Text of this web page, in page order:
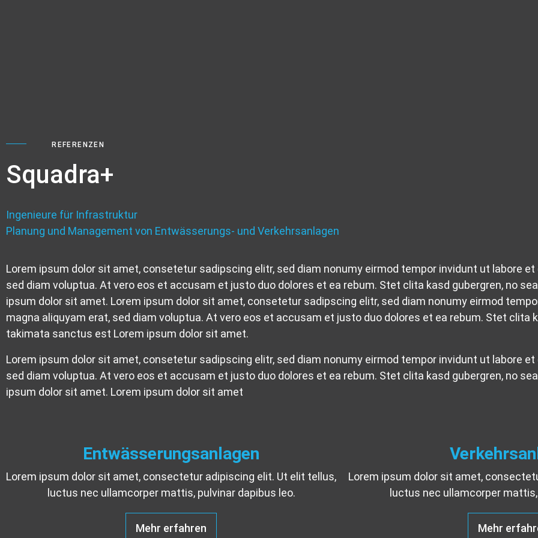
REFERENZEN
Squadra+
Ingenieure für Infrastruktur
Planung und Management von Entwässerungs- und Verkehrsanlagen
Lorem ipsum dolor sit amet, consetetur sadipscing elitr, sed diam nonumy eirmod tempor invidunt ut labore
sed diam voluptua. At vero eos et accusam et justo duo dolores et ea rebum. Stet clita kasd gubergren, no
ipsum dolor sit amet. Lorem ipsum dolor sit amet, consetetur sadipscing elitr, sed diam nonumy eirmod
magna aliquyam erat, sed diam voluptua. At vero eos et accusam et justo duo dolores et ea rebum. Stet clita
takimata sanctus est Lorem ipsum dolor sit amet.
Lorem ipsum dolor sit amet, consetetur sadipscing elitr, sed diam nonumy eirmod tempor invidunt ut labore
sed diam voluptua. At vero eos et accusam et justo duo dolores et ea rebum. Stet clita kasd gubergren, no
ipsum dolor sit amet. Lorem ipsum dolor sit amet
Entwässerungsanlagen
Lorem ipsum dolor sit amet, consectetur adipiscing elit. Ut elit tellus,
luctus nec ullamcorper mattis, pulvinar dapibus leo.
Mehr erfahren
Lorem ipsum dolor sit amet,
luctus nec ullamcorper
Mehr